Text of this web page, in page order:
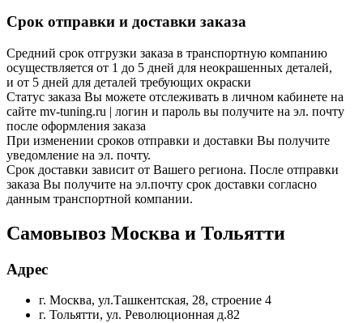
Срок отправки и доставки заказа
Средний срок отгрузки заказа в транспортную компанию
осуществляется от 1 до 5 дней для неокрашенных деталей,
и от 5 дней для деталей требующих окраски
Статус заказа Вы можете отслеживать в личном кабинете на
сайте mv-tuning.ru | логин и пароль вы получите на эл. почту
после оформления заказа
При изменении сроков отправки и доставки Вы получите
уведомление на эл. почту.
Срок доставки зависит от Вашего региона. После отправки
заказа Вы получите на эл.почту срок доставки согласно
данным транспортной компании.
Самовывоз Москва и Тольятти
Адрес
г. Москва, ул.Ташкентская, 28, строение 4
г. Тольятти, ул. Революционная д.82